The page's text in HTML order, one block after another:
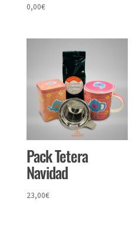
0,00€
Pack Tetera
Navidad
23,00€